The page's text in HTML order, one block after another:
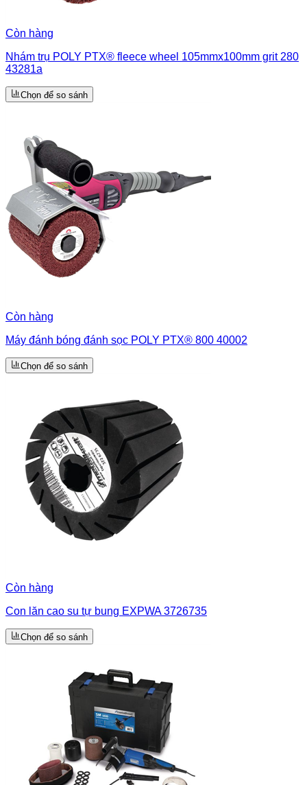
Còn hàng
Nhám trụ POLY PTX® fleece wheel 105mmx100mm grit 280
43281a
Chọn để so sánh
Còn hàng
Máy đánh bóng đánh sọc POLY PTX® 800 40002
Chọn để so sánh
Còn hàng
Con lăn cao su tự bung EXPWA 3726735
Chọn để so sánh